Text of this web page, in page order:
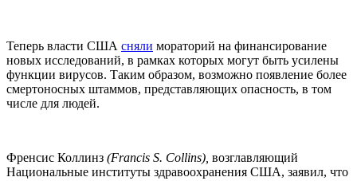
Теперь власти США сняли мораторий на финансирование
новых исследований, в рамках которых могут быть усилены
функции вирусов. Таким образом, возможно появление более
смертоносных штаммов, представляющих опасность, в том
числе для людей.
Френсис Коллинз (Francis S. Collins), возглавляющий
Национальные институты здравоохранения США, заявил, что